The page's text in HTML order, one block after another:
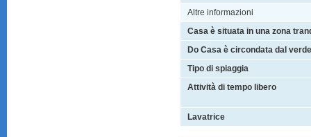
Altre informazioni
Casa è situata in una zona
Do Casa è circondata dal verde
Tipo di spiaggia
Attività di tempo libero
Lavatrice